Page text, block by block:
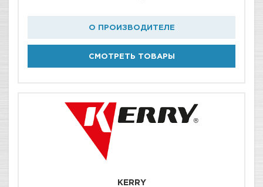
О ПРОИЗВОДИТЕЛЕ
СМОТРЕТЬ ТОВАРЫ
KERRY